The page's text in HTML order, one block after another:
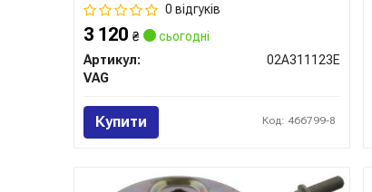
0 відгуків
3 120 ₴
сьогодні
Артикул:
02A311123E
VAG
Купити Код: 466799-8